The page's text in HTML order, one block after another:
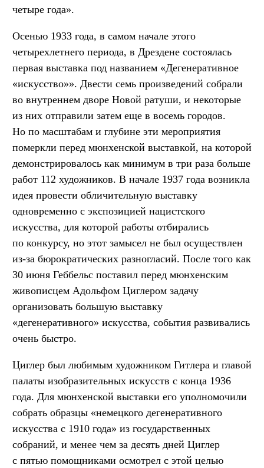
четыре года».
Осенью 1933 года, в самом начале этого
четырехлетнего периода, в Дрездене состоялась
первая выставка под названием «Дегенеративное
«искусство»». Двести семь произведений собрали
во внутреннем дворе Новой ратуши, и некоторые
из них отправили затем еще в восемь городов.
Но по масштабам и глубине эти мероприятия
померкли перед мюнхенской выставкой, на которой
демонстрировалось как минимум в три раза больше
работ 112 художников. В начале 1937 года возникла
идея провести обличительную выставку
одновременно с экспозицией нацистского
искусства, для которой работы отбирались
по конкурсу, но этот замысел не был осуществлен
из-за бюрократических разногласий. После того как
30 июня Геббельс поставил перед мюнхенским
живописцем Адольфом Циглером задачу
организовать большую выставку
«дегенеративного» искусства, события развивались
очень быстро.
Циглер был любимым художником Гитлера и главой
палаты изобразительных искусств с конца 1936
года. Для мюнхенской выставки его уполномочили
собрать образцы «немецкого дегенеративного
искусства с 1910 года» из государственных
собраний, и менее чем за десять дней Циглер
с пятью помощниками осмотрел с этой целью